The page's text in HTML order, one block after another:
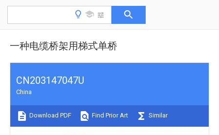
一种电缆桥架用梯式单桥
CN203147047U
China
Download PDF Find Prior Art Similar